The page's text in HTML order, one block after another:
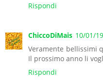
Rispondi
ChiccoDiMais 10/01/
Veramente bellissimi
Il prossimo anno li
Rispondi